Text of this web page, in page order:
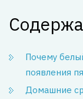
Почему
появления
Домашние